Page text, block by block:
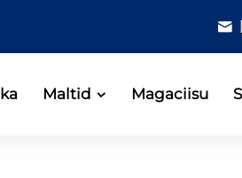
Magaciisu
Maltid